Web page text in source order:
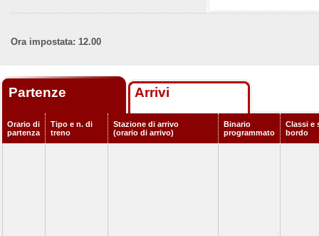
Ora impostata: 12.00
Partenze Arrivi
Orario di
partenza
Tipo e n. di
treno
Stazione di arrivo
(orario di arrivo)
Binario
programmato
Classi e
bordo